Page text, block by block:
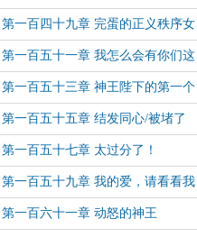
第一百四十九章 完蛋的正义秩序女
神
第一百五十一章 我怎么会有你们这
么蠢的孩子？
第一百五十三章 神王陛下的第一个
孩子！
第一百五十五章 结发同心/被堵了
的宙斯
第一百五十七章 太过分了！
第一百五十九章 我的爱，请看看我
的心吧
第一百六十一章 动怒的神王